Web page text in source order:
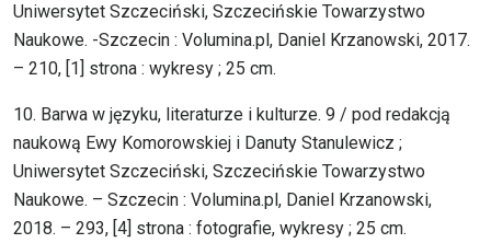
Uniwersytet Szczeciński, Szczecińskie Towarzystwo
Naukowe. -Szczecin : Volumina.pl, Daniel Krzanowski, 2017.
– 210, [1] strona : wykresy ; 25 cm.
10. Barwa w języku, literaturze i kulturze. 9 / pod redakcją
naukową Ewy Komorowskiej i Danuty Stanulewicz ;
Uniwersytet Szczeciński, Szczecińskie Towarzystwo
Naukowe. – Szczecin : Volumina.pl, Daniel Krzanowski,
2018. – 293, [4] strona : fotografie, wykresy ; 25 cm.